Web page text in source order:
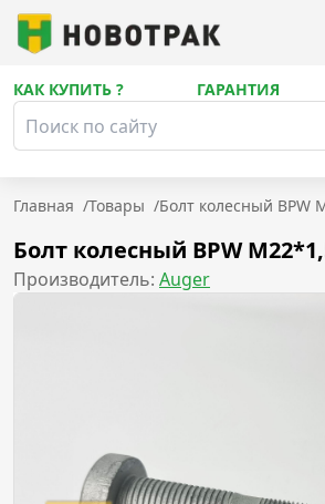
КАК КУПИТЬ ? ГАРАНТИЯ
Главная /Товары /Болт колесный BPW
Болт колесный BPW
Производитель: Auger